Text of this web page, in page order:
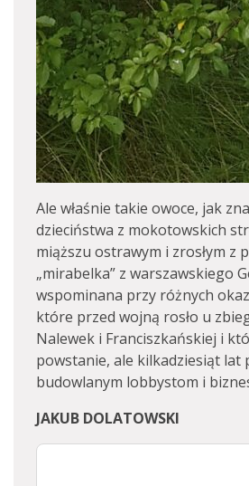
Ale właśnie takie owoce, jak
dzieciństwa z mokotowskich
miąższu ostrawym i zrosłym z
„mirabelka” z warszawskiego
wspominana przy różnych
które przed wojną rosło u
Nalewek i Franciszkańskiej i
powstanie, ale kilkadziesiąt lat
budowlanym lobbystom i
JAKUB DOLATOWSKI